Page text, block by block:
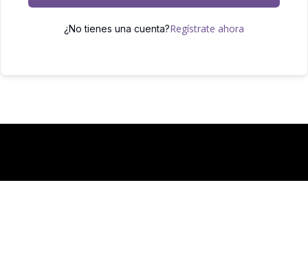
¿No tienes una cuenta?Regístrate ahora